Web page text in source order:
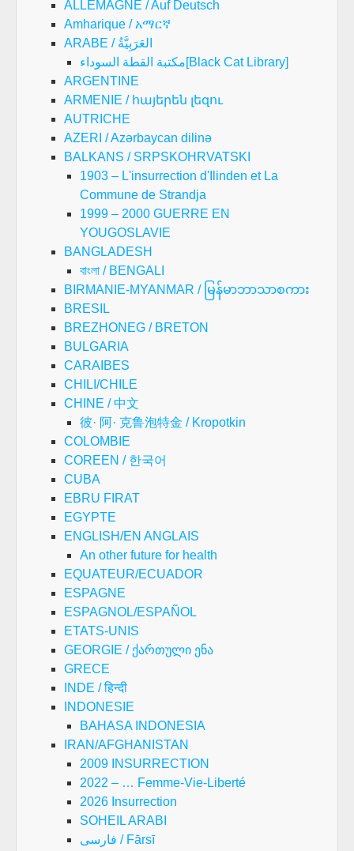
ALLEMAGNE / Auf Deutsch
Amharique / አማርኛ
ARABE / العَرَبِيَّةُ
مكتبة القطة السوداء[Black Cat Library]
ARGENTINE
ARMENIE / հայերեն լեզու
AUTRICHE
AZERI / Azərbaycan dilinə
BALKANS / SRPSKOHRVATSKI
1903 – L'insurrection d'Ilinden et La
Commune de Strandja
1999 – 2000 GUERRE EN
YOUGOSLAVIE
BANGLADESH
বাংলা / BENGALI
BIRMANIE-MYANMAR / မြန်မာဘာသာစကား
BRESIL
BREZHONEG / BRETON
BULGARIA
CARAIBES
CHILI/CHILE
CHINE / 中文
彼· 阿· 克鲁泡特金 / Kropotkin
COLOMBIE
COREEN / 한국어
CUBA
EBRU FIRAT
EGYPTE
ENGLISH/EN ANGLAIS
An other future for health
EQUATEUR/ECUADOR
ESPAGNE
ESPAGNOL/ESPAÑOL
ETATS-UNIS
GEORGIE / ქართული ენა
GRECE
INDE / हिन्दी
INDONESIE
BAHASA INDONESIA
IRAN/AFGHANISTAN
2009 INSURRECTION
2022 – … Femme-Vie-Liberté
2026 Insurrection
SOHEIL ARABI
فارسی / Fārsī